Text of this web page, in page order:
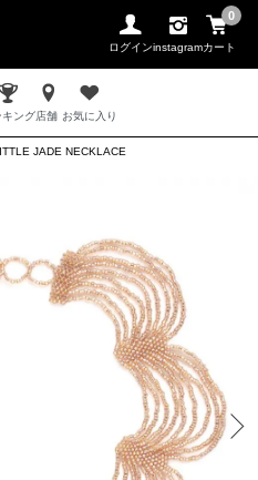
ログインinstagram
0
カート
キング店舗 お気に入り
JADE NECKLACE